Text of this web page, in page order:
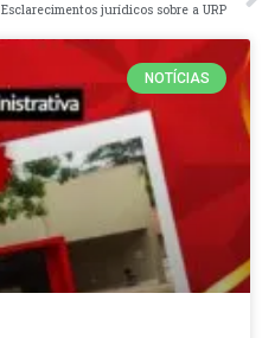
Esclarecimentos jurídicos sobre a URP
NOTÍCIAS